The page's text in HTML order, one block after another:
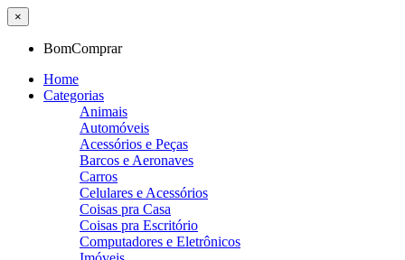
×
BomComprar
Home
Categorias
Animais
Automóveis
Acessórios e Peças
Barcos e Aeronaves
Carros
Celulares e Acessórios
Coisas pra Casa
Coisas pra Escritório
Computadores e Eletrônicos